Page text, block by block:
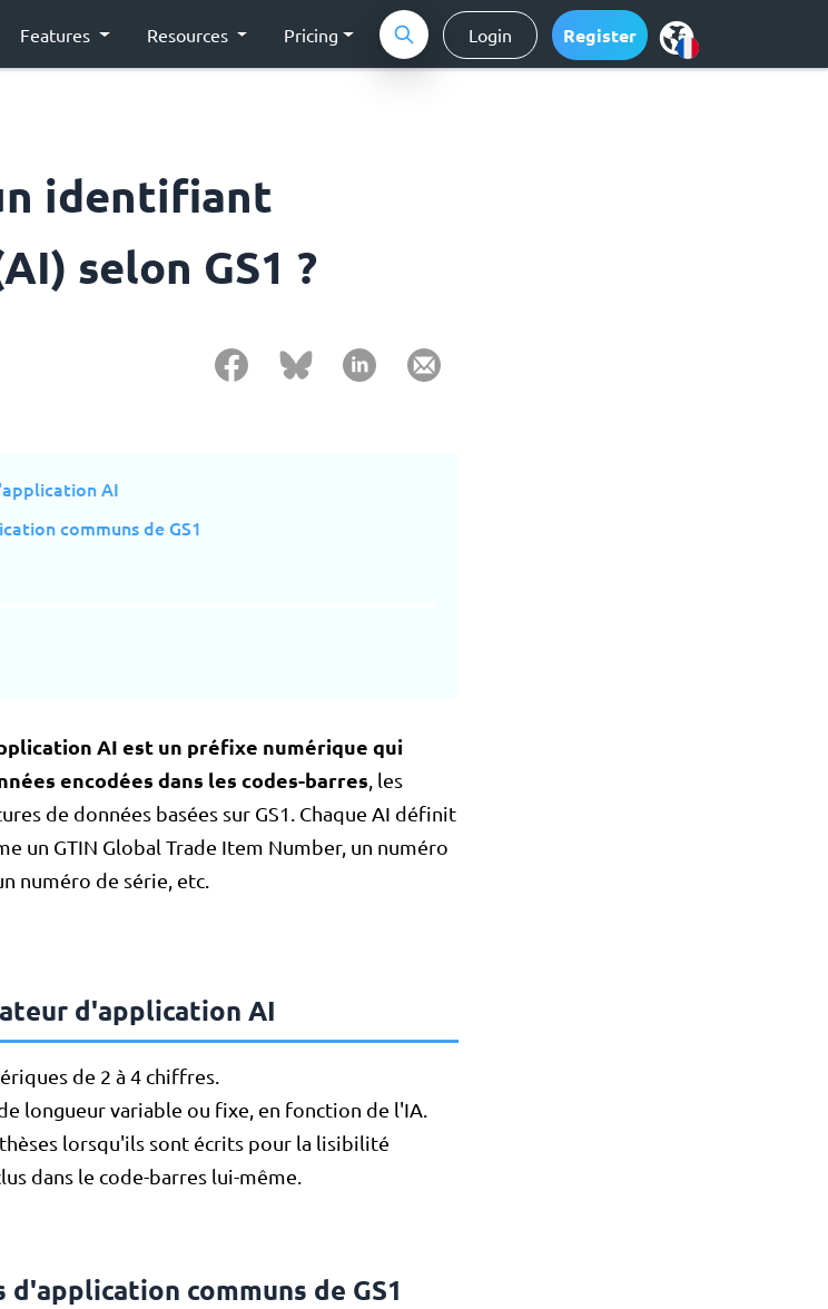
Features Resources Pricing Login Register
identifiant
selon GS1 ?
AI
communs de GS1
AI est un préfixe numérique qui
encodées dans les codes-barres, les
de données basées sur GS1. Chaque AI définit
un GTIN Global Trade Item Number, un numéro
numéro de série, etc.
d'application AI
de 2 à 4 chiffres.
longueur variable ou fixe, en fonction de l'IA.
lorsqu'ils sont écrits pour la lisibilité
dans le code-barres lui-même.
communs de GS1